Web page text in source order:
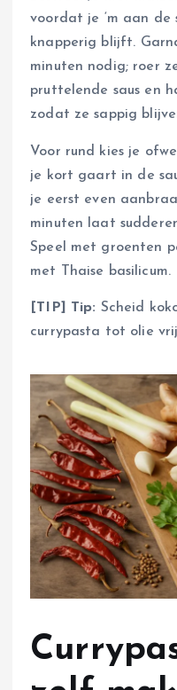
voordat je ‘m aan de
knapperig blijft.
minuten nodig; roer
pruttelende saus en
zodat ze sappig
Voor rund kies je
je kort gaart in de
je eerst even
minuten laat
Speel met groenten
met Thaise basilicum.
[TIP] Tip: Scheid
currypasta tot olie